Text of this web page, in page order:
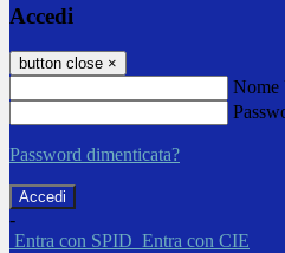
Accedi
button close ×
Nome
Password dimenticata?
-
Entra con SPID Entra con CIE